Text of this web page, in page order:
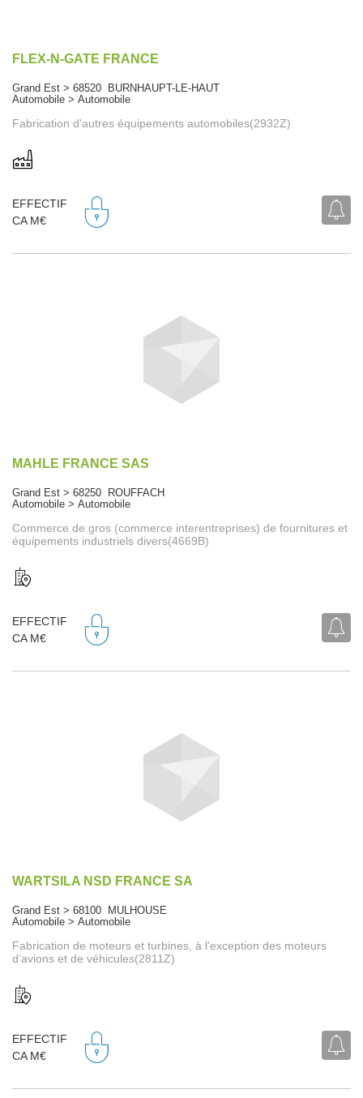
FLEX-N-GATE FRANCE
Grand Est > 68520 BURNHAUPT-LE-HAUT
Automobile > Automobile
Fabrication d'autres équipements automobiles(2932Z)
EFFECTIF
CA M€
MAHLE FRANCE SAS
Grand Est > 68250 ROUFFACH
Automobile > Automobile
Commerce de gros (commerce interentreprises) de fournitures et
équipements industriels divers(4669B)
EFFECTIF
CA M€
WARTSILA NSD FRANCE SA
Grand Est > 68100 MULHOUSE
Automobile > Automobile
Fabrication de moteurs et turbines, à l'exception des moteurs
d’avions et de véhicules(2811Z)
EFFECTIF
CA M€